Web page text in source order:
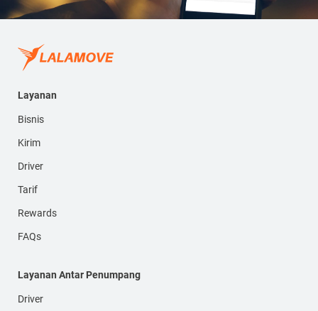
Layanan
Bisnis
Kirim
Driver
Tarif
Rewards
FAQs
Layanan Antar Penumpang
Driver